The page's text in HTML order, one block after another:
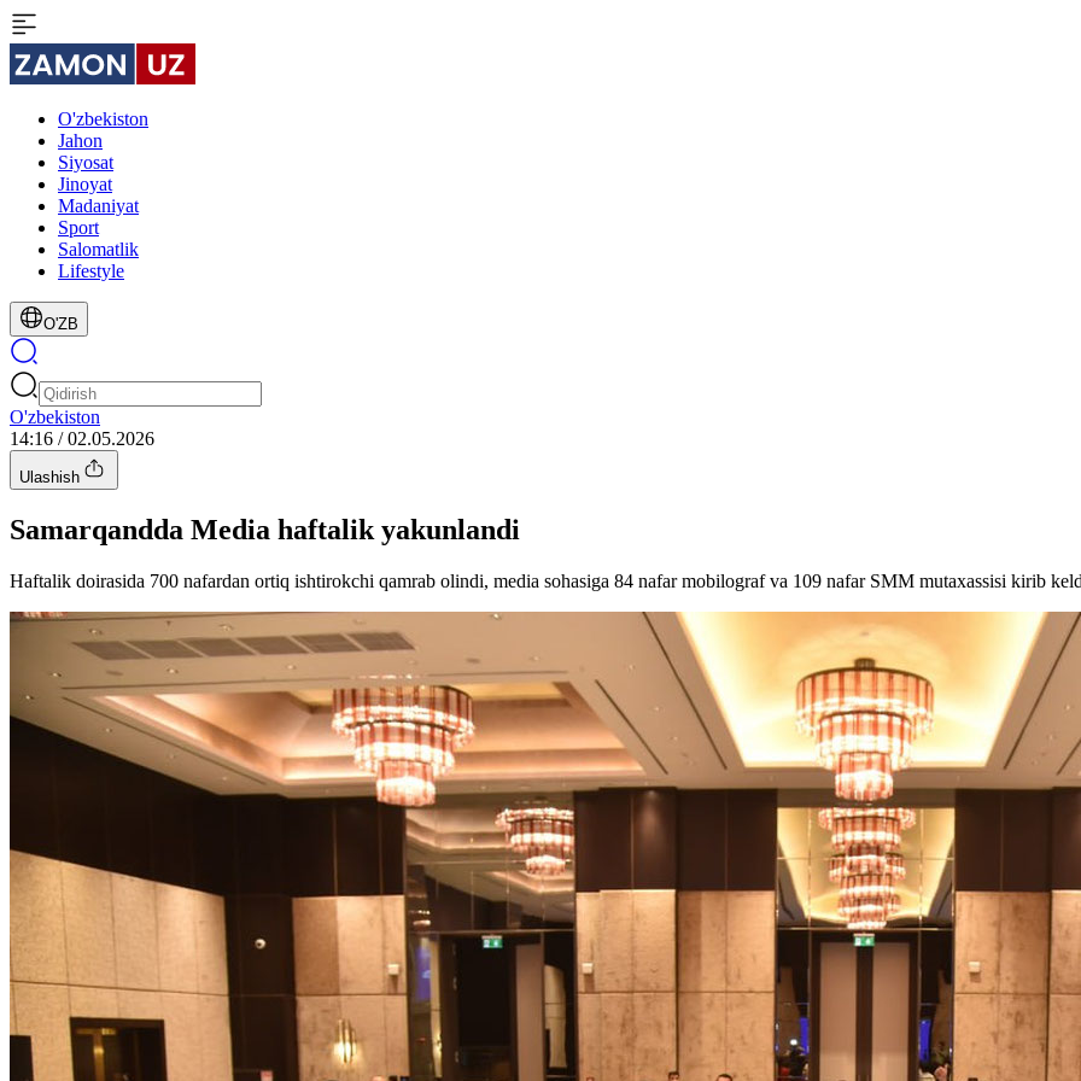
O'zbekiston
Jahon
Siyosat
Jinoyat
Madaniyat
Sport
Salomatlik
Lifestyle
O'ZB
O'zbekiston
14:16 / 02.05.2026
Ulashish
Samarqandda Media haftalik yakunlandi
Haftalik doirasida 700 nafardan ortiq ishtirokchi qamrab olindi, media sohasiga 84 nafar mobilograf va 109 nafar SMM mutaxassisi kirib